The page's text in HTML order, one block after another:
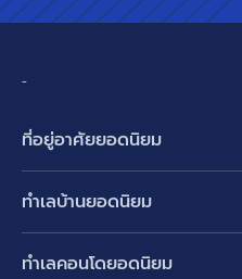
-
ที่อยู่อาศัยยอดนิยม
ทาวน์เฮ้าส์ ทาวน์โฮม
ทำเลบ้านยอดนิยม
ทำเลคอนโดยอดนิยม